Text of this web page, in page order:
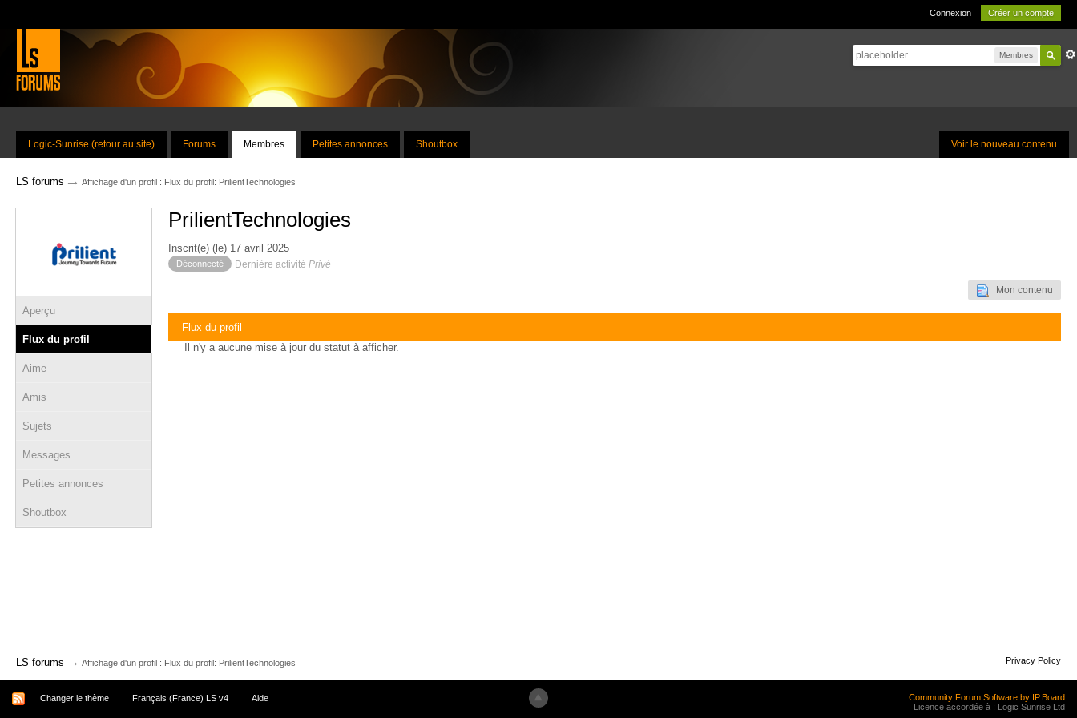
Connexion Créer un compte
Membres
Voir le nouveau contenu
Logic-Sunrise (retour au site) Forums Membres Petites annonces Shoutbox
LS forums → Affichage d'un profil : Flux du profil: PrilientTechnologies
Aperçu
Flux du profil
Aime
Amis
Sujets
Messages
Petites annonces
Shoutbox
PrilientTechnologies
Inscrit(e) (le) 17 avril 2025
Déconnecté Dernière activité Privé
Mon contenu
Flux du profil
Il n'y a aucune mise à jour du statut à afficher.
LS forums → Affichage d'un profil : Flux du profil: PrilientTechnologies Privacy Policy
Changer le thème Français (France) LS v4 Aide
Community Forum Software by IP.Board
Licence accordée à : Logic Sunrise Ltd